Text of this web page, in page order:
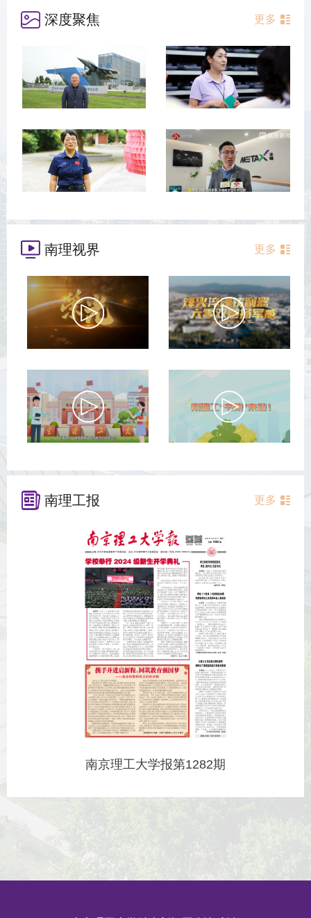
深度聚焦 更多
南理视界 更多
南理工报 更多
南京理工大学报第1282期